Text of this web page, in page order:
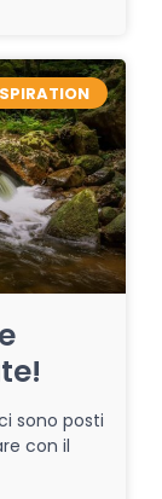
sono posti
con il